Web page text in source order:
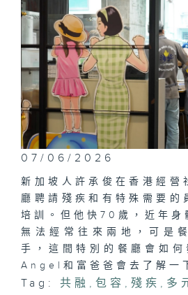
07/06/2026
新加坡人許承俊在香港經營
廳聘請殘疾和有特殊需要的
培訓。但他快70歲，近年身
無法經常往來兩地，可是
手，這間特別的餐廳會如
Angel和富爸爸會去了解一
Tag: 共融 ,包容 ,殘疾 , 多